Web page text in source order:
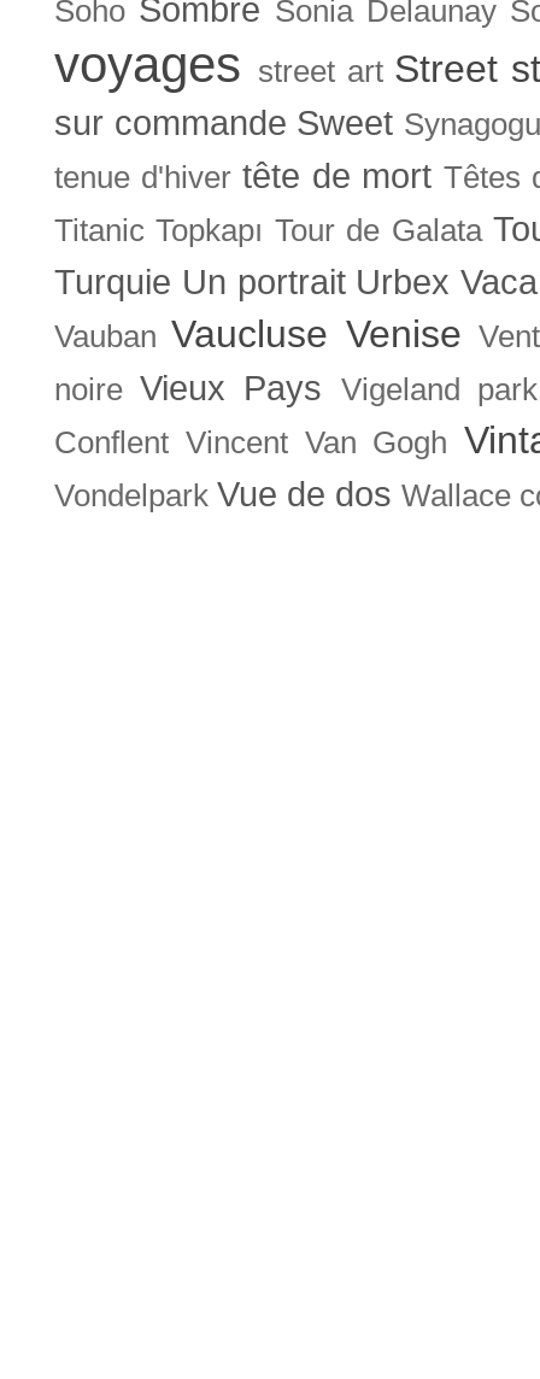
Soho Sombre Sonia Delaunay
voyages street art Street
sur commande Sweet
tenue d'hiver tête de mort Têtes
Titanic Topkapı Tour de Galata
Turquie Un portrait Urbex
Vauban Vaucluse Venise
noire Vieux Pays
Vigeland park
Conflent Vincent Van Gogh
Vondelpark Vue de dos Wallace